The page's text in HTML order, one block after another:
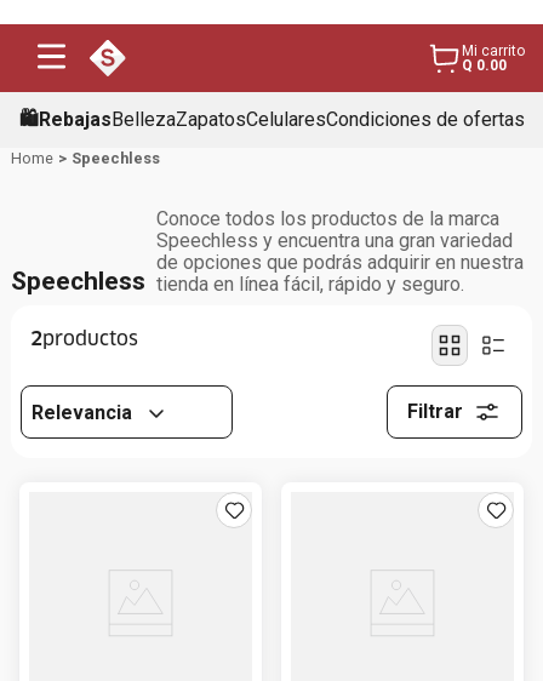
Mi carrito
Q 0.00
🛍️RebajasBellezaZapatosCelularesCondiciones de ofertas
Speechless
Speechless
Conoce todos los productos de la marca
Speechless y encuentra una gran variedad
de opciones que podrás adquirir en nuestra
tienda en línea fácil, rápido y seguro.
2
Relevancia Filtrar